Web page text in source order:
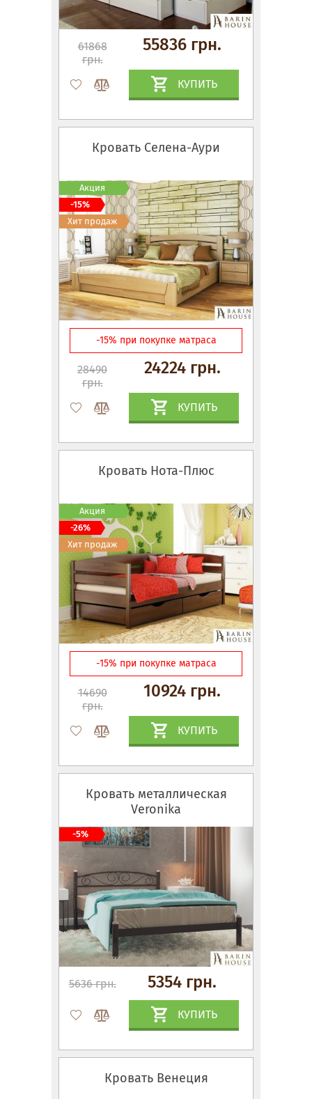
61868
грн.
55836 грн.
КУПИТЬ
Кровать Селена-Аури
-15% при покупке матраса
28490
грн.
24224 грн.
КУПИТЬ
Акция
-15%
Хит продаж
Кровать Нота-Плюс
-15% при покупке матраса
14690
грн.
10924 грн.
КУПИТЬ
Акция
-26%
Хит продаж
Кровать металлическая
Veronika
5636 грн. 5354 грн.
КУПИТЬ
-5%
Кровать Венеция